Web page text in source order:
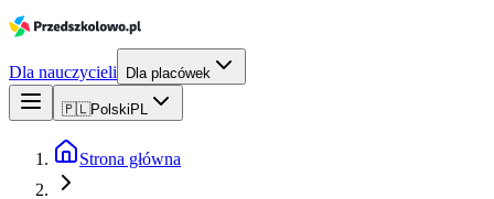
Dla nauczycieli Dla placówek
🇵🇱Polski PL
Strona główna